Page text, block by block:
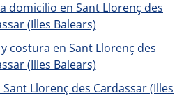
domicilio en Sant Llorenç des
(Illes Balears)
costura en Sant Llorenç des
(Illes Balears)
Llorenç des Cardassar (Illes